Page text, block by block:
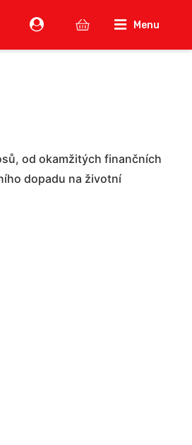
Menu
od okamžitých finančních
dopadu na životní